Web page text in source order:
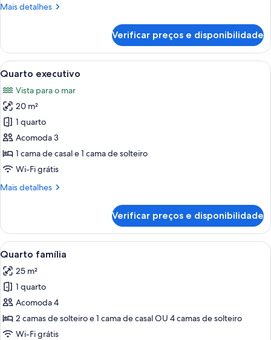
Mais detalhes
Mais
clássico
Verificar preços e disponibilidade
Carrega
todas
as
fotos
de
Quarto
executivo
Quarto de hotel com duas camas,
6
Quarto executivo
Vista para o mar
20 m²
1 quarto
Acomoda 3
1 cama de casal e 1 cama de solteiro
Wi-Fi grátis
Mais detalhes
Mais
executivo
Verificar preços e disponibilidade
Carrega
todas
as
fotos
de
Quarto
família
Quarto de hotel com duas camas,
5
Quarto família
25 m²
1 quarto
Acomoda 4
2 camas de solteiro e 1 cama de casal OU 4 camas de solteiro
Wi-Fi grátis